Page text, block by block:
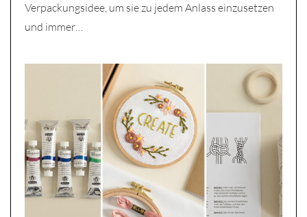
Verpackungsidee, um sie zu jedem Anlass einzusetzen
und immer…